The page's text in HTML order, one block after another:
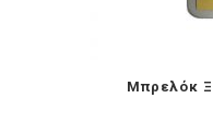
Μπρελόκ